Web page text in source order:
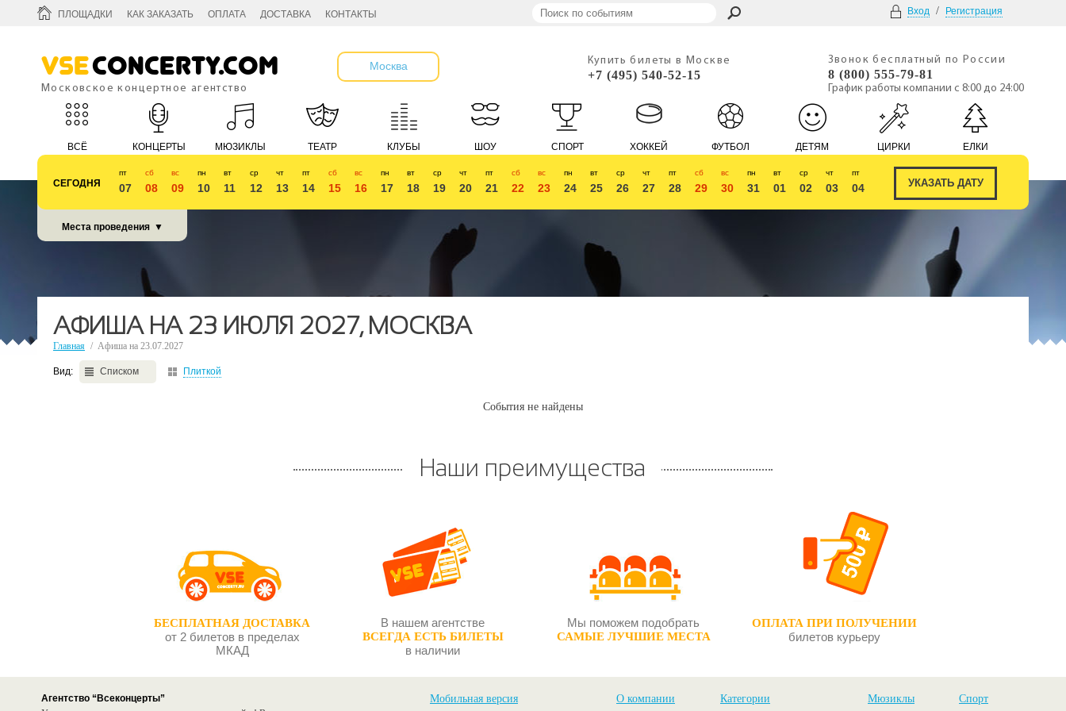
ПЛОЩАДКИ КАК ЗАКАЗАТЬ ОПЛАТА ДОСТАВКА КОНТАКТЫ Вход / Регистрация
VseConcerty.com
Московское концертное агентство
Москва Купить билеты в Москве
+7 (495) 540-52-15
Звонок бесплатный по России
8 (800) 555-79-81
График работы компании с 8:00 до 24:00
ВСЁ КОНЦЕРТЫ МЮЗИКЛЫ ТЕАТР КЛУБЫ ШОУ СПОРТ ХОККЕЙ ФУТБОЛ ДЕТЯМ ЦИРКИ ЕЛКИ
СЕГОДНЯ
пт
07
сб
08
вс
09
пн
10
вт
11
ср
12
чт
13
пт
14
сб
15
вс
16
пн
17
вт
18
ср
19
чт
20
пт
21
сб
22
вс
23
пн
24
вт
25
ср
26
чт
27
пт
28
сб
29
вс
30
пн
31
вт
01
ср
02
чт
03
пт
04
Места проведения ▼
АФИША НА 23 ИЮЛЯ 2027, МОСКВА
Главная / Афиша на 23.07.2027
Вид: Списком Плиткой
События не найдены
Наши преимущества
БЕСПЛАТНАЯ ДОСТАВКА
от 2 билетов в пределах
МКАД
В нашем агентстве
ВСЕГДА ЕСТЬ БИЛЕТЫ
в наличии
Мы поможем подобрать
САМЫЕ ЛУЧШИЕ МЕСТА
ОПЛАТА ПРИ ПОЛУЧЕНИИ
билетов курьеру
Агентство “Всеконцерты”
Мобильная версия О компании Категории Мюзиклы Спорт